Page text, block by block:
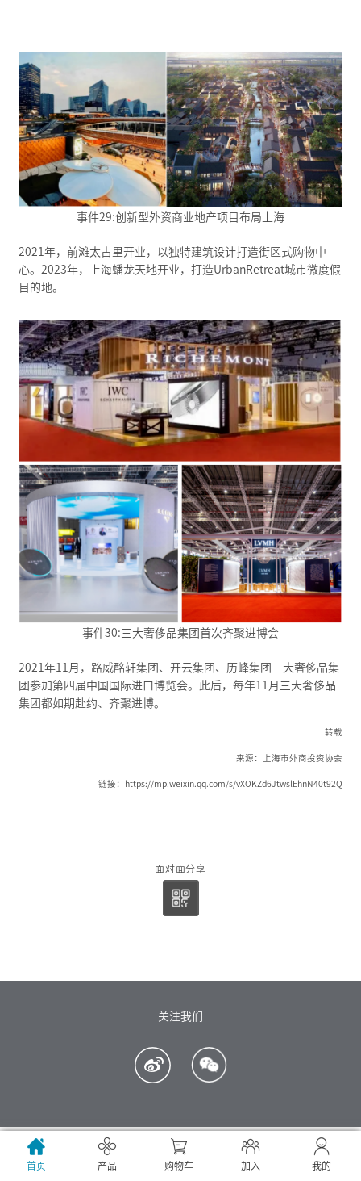
首页 产品 购物车 加入 我的
事件29:创新型外资商业地产项目布局上海
2021年，前滩太古里开业，以独特建筑设计打造街区式购物中
心。2023年，上海蟠龙天地开业，打造UrbanRetreat城市微度假
目的地。
事件30:三大奢侈品集团首次齐聚进博会
2021年11月，路威酩轩集团、开云集团、历峰集团三大奢侈品集
团参加第四届中国国际进口博览会。此后，每年11月三大奢侈品
集团都如期赴约、齐聚进博。
转载
来源：上海市外商投资协会
链接：https://mp.weixin.qq.com/s/vXOKZd6JtwslEhnN40t92Q
面对面分享
关注我们
全球市场